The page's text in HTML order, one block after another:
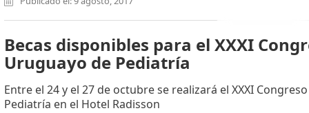
Becas disponibles para el XXXI
Uruguayo de Pediatría
Entre el 24 y el 27 de octubre se realizará el XXXI
Pediatría en el Hotel Radisson